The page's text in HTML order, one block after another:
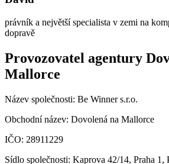
právník a největší specialista v zemi na
dopravě
Provozovatel agentury
Mallorce
Název společnosti: Be Winner s.r.o.
Obchodní název: Dovolená na Mallorce
IČO: 28911229
Sídlo společnosti: Kaprova 42/14, Praha 1,